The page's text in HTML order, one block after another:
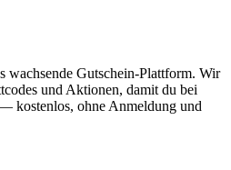
wachsende Gutschein-Plattform. Wir
und Aktionen, damit du bei
kostenlos, ohne Anmeldung und